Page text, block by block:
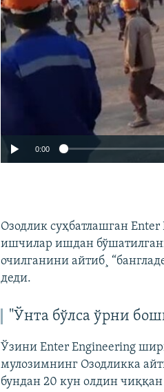
Auto
Айни
0:00
Озодлик суҳбатлашган
ишчилар ишдан
очилганини айтиб¸
деди.
"Ўнта бўлса ўрни
Ўзини Enter Engineering
мулозимнинг Озодликка
бундан 20 кун олдин